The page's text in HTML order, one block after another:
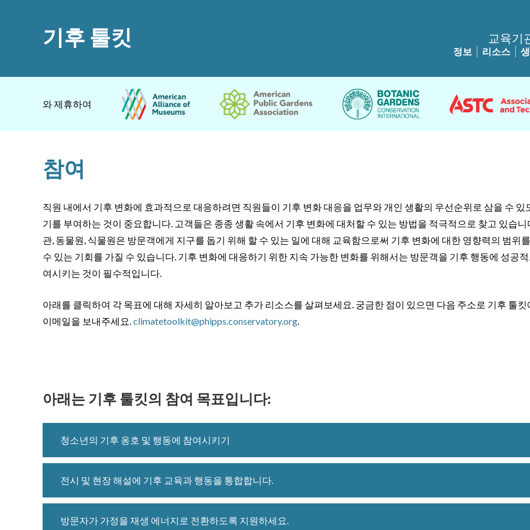
기후 툴킷 교육기
정보 리소스
와 제휴하여
참여
직원 내에서 기후 변화에 효과적으로 대응하려면 직원들이 기후 변화 대응을 업무와 개인 생활의 우선순위로 삼을 수 있
기를 부여하는 것이 중요합니다. 고객들은 종종 생활 속에서 기후 변화에 대처할 수 있는 방법을 적극적으로 찾고 있습니
관, 동물원, 식물원은 방문객에게 지구를 돕기 위해 할 수 있는 일에 대해 교육함으로써 기후 변화에 대한 영향력의 범위
수 있는 기회를 가질 수 있습니다. 기후 변화에 대응하기 위한 지속 가능한 변화를 위해서는 방문객을 기후 행동에 성공
여시키는 것이 필수적입니다.
아래를 클릭하여 각 목표에 대해 자세히 알아보고 추가 리소스를 살펴보세요. 궁금한 점이 있으면 다음 주소로 기후 툴킷
이메일을 보내주세요.climatetoolkit@phipps.conservatory.org.
아래는 기후 툴킷의 참여 목표입니다:
청소년의 기후 옹호 및 행동에 참여시키기
전시 및 현장 해설에 기후 교육과 행동을 통합합니다.
방문자가 가정을 재생 에너지로 전환하도록 지원하세요.